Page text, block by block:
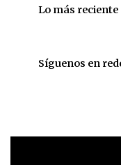
Lo más reciente
Síguenos en